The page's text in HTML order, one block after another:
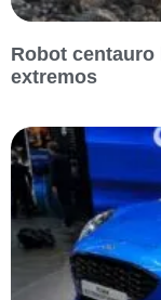
Robot
extremos